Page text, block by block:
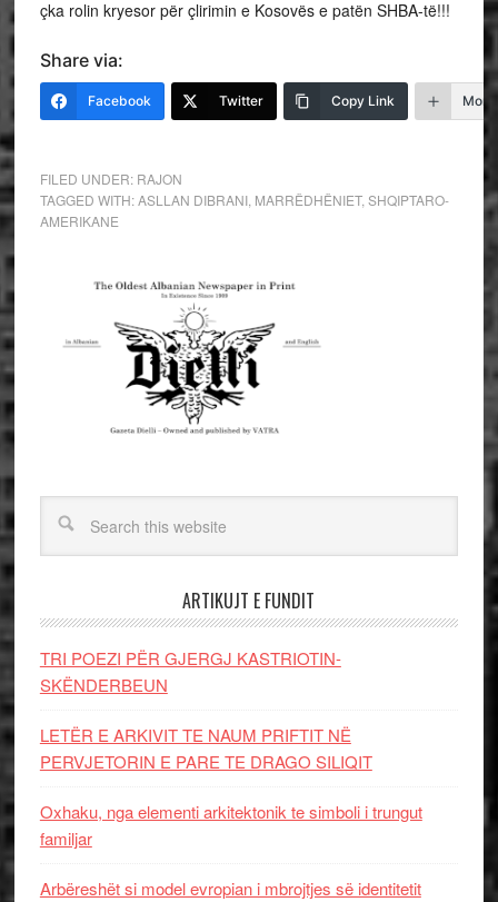
çka rolin kryesor për çlirimin e Kosovës e patën SHBA-të!!!
Share via:
Facebook Twitter Copy Link More
FILED UNDER: RAJON
TAGGED WITH:ASLLAN DIBRANI, MARRËDHËNIET, SHQIPTARO-
AMERIKANE
ARTIKUJT E FUNDIT
TRI POEZI PËR GJERGJ KASTRIOTIN-
SKËNDERBEUN
LETËR E ARKIVIT TE NAUM PRIFTIT NË
PERVJETORIN E PARE TE DRAGO SILIQIT
Oxhaku, nga elementi arkitektonik te simboli i trungut
familjar
Arbëreshët si model evropian i mbrojtjes së identitetit